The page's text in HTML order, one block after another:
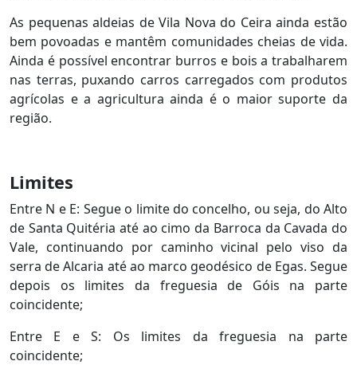
As pequenas aldeias de Vila Nova do Ceira ainda estão
bem povoadas e mantêm comunidades cheias de vida.
Ainda é possível encontrar burros e bois a trabalharem
nas terras, puxando carros carregados com produtos
agrícolas e a agricultura ainda é o maior suporte da
região.
Limites
Entre N e E: Segue o limite do concelho, ou seja, do Alto
de Santa Quitéria até ao cimo da Barroca da Cavada do
Vale, continuando por caminho vicinal pelo viso da
serra de Alcaria até ao marco geodésico de Egas. Segue
depois os limites da freguesia de Góis na parte
coincidente;
Entre E e S: Os limites da freguesia na parte
coincidente;